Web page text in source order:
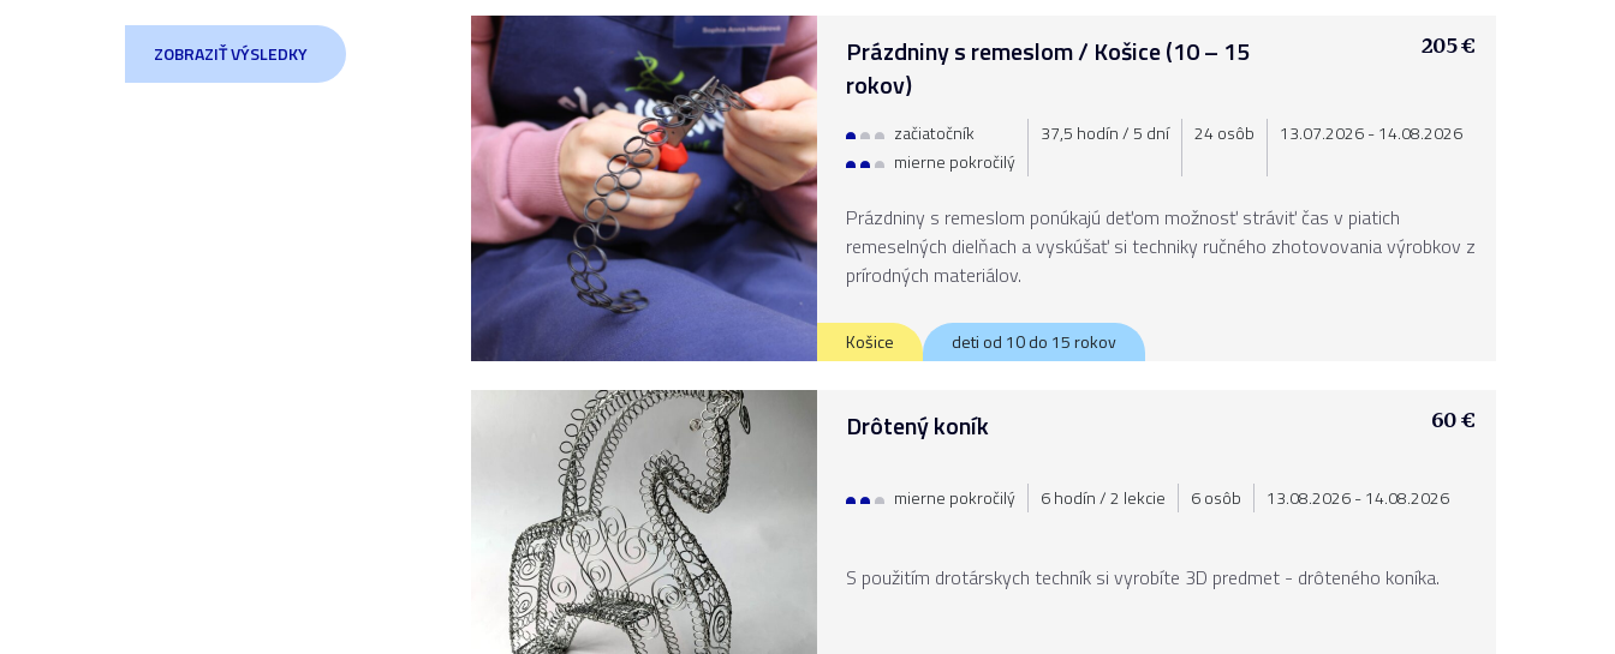
ZOBRAZIŤ VÝSLEDKY
Prázdniny s remeslom / Košice (10 – 15
rokov)
205 €
začiatočník
mierne pokročilý
37,5 hodín / 5 dní 24 osôb 13.07.2026 - 14.08.2026
Košice deti od 10 do 15 rokov
Prázdniny s remeslom ponúkajú deťom možnosť stráviť čas v piatich
remeselných dielňach a vyskúšať si techniky ručného zhotovovania výrobkov z
prírodných materiálov.
Drôtený koník 60 €
mierne pokročilý 6 hodín / 2 lekcie 6 osôb 13.08.2026 - 14.08.2026
S použitím drotárskych techník si vyrobíte 3D predmet - drôteného koníka.